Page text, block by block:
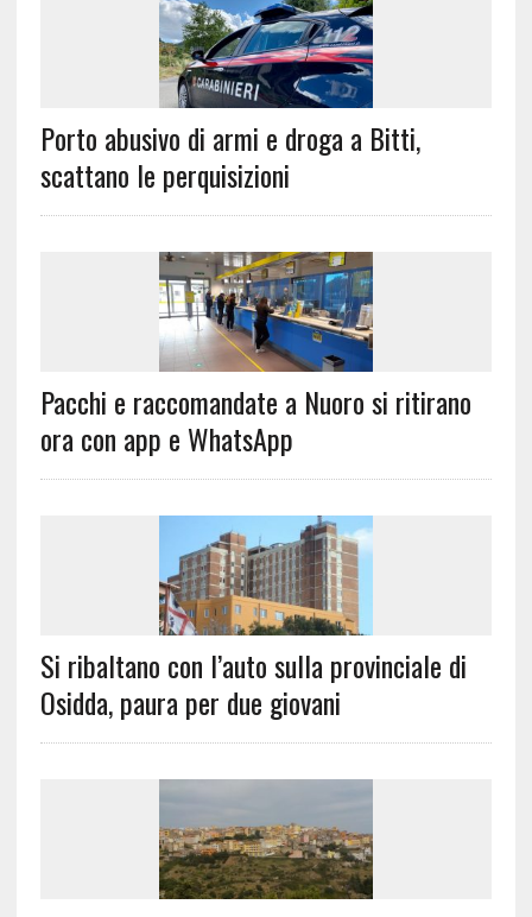
Porto abusivo di armi e droga a Bitti,
scattano le perquisizioni
Pacchi e raccomandate a Nuoro si ritirano
ora con app e WhatsApp
Si ribaltano con l’auto sulla provinciale di
Osidda, paura per due giovani